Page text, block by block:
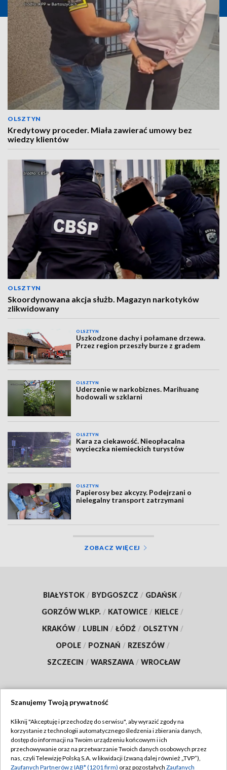
OLSZTYN
Kredytowy proceder. Miała zawierać umowy bez
wiedzy klientów
OLSZTYN
Skoordynowana akcja służb. Magazyn narkotyków
zlikwidowany
OLSZTYN
Uszkodzone dachy i połamane drzewa.
Przez region przeszły burze z gradem
OLSZTYN
Uderzenie w narkobiznes. Marihuanę
hodowali w szklarni
OLSZTYN
Kara za ciekawość. Nieopłacalna
wycieczka niemieckich turystów
OLSZTYN
Papierosy bez akcyzy. Podejrzani o
nielegalny transport zatrzymani
ZOBACZ WIĘCEJ
BIAŁYSTOK / BYDGOSZCZ / GDAŃSK /
GORZÓW WLKP. / KATOWICE / KIELCE /
KRAKÓW / LUBLIN / ŁÓDŹ / OLSZTYN /
OPOLE / POZNAŃ / RZESZÓW /
SZCZECIN / WARSZAWA / WROCŁAW
TVP
Abonament TVP
Emisja w TVP
Regulamin TVP
Szanujemy Twoją prywatność
Kliknij "Akceptuję i przechodzę do serwisu", aby wyrazić zgody na
korzystanie z technologii automatycznego śledzenia i zbierania danych,
dostęp do informacji na Twoim urządzeniu końcowym i ich
przechowywanie oraz na przetwarzanie Twoich danych osobowych przez
nas, czyli Telewizję Polską S.A. w likwidacji (zwaną dalej również „TVP”),
Zaufanych Partnerów z IAB* (1201 firm) oraz pozostałych Zaufanych